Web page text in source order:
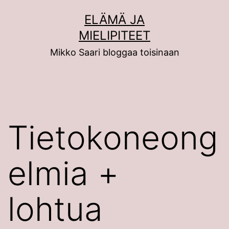
ELÄMÄ JA
MIELIPITEET
Mikko Saari bloggaa toisinaan
Tietokoneong
elmia +
lohtua